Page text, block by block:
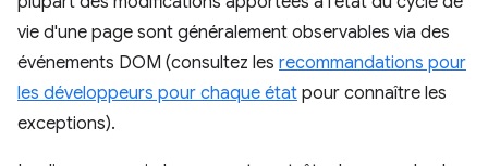
vie d'une page sont généralement observables via des
événements DOM (consultez les recommandations pour
les développeurs pour chaque état pour connaître les
exceptions).